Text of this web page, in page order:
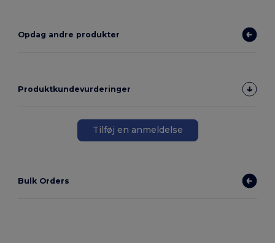
Opdag andre produkter
Produktkundevurderinger
Tilføj en anmeldelse
Bulk Orders